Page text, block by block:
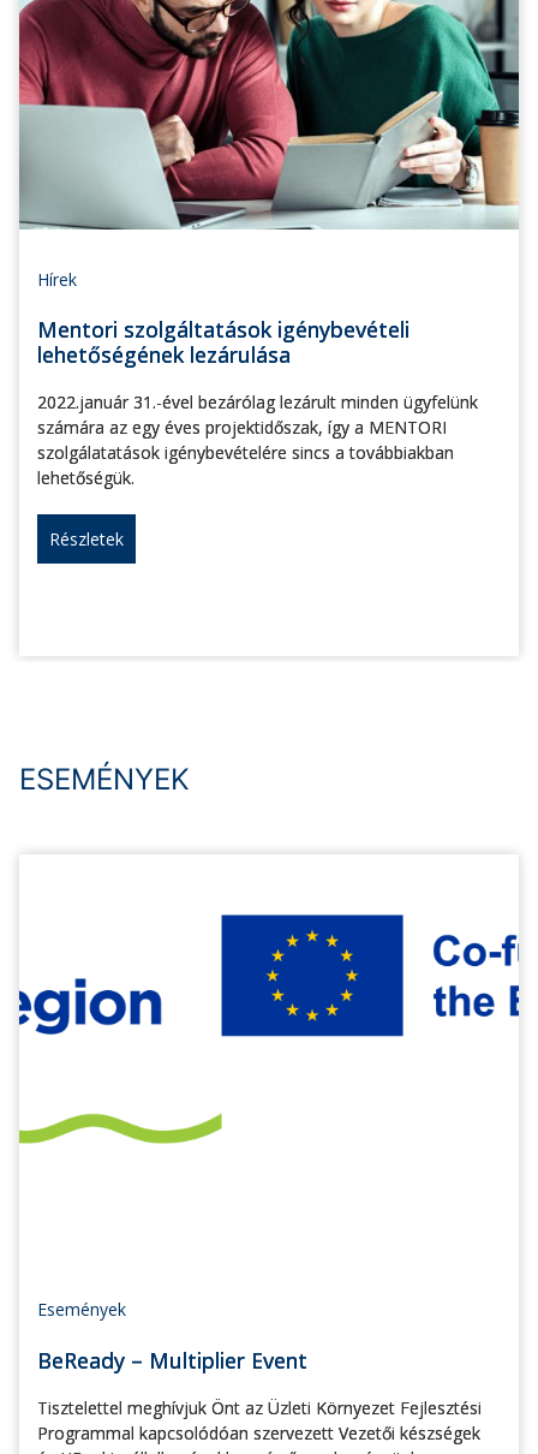
Hírek
Mentori szolgáltatások igénybevételi
lehetőségének lezárulása
2022.január 31.-ével bezárólag lezárult minden ügyfelünk
számára az egy éves projektidőszak, így a MENTORI
szolgálatatások igénybevételére sincs a továbbiakban
lehetőségük.
Részletek
ESEMÉNYEK
Események
BeReady – Multiplier Event
Tisztelettel meghívjuk Önt az Üzleti Környezet Fejlesztési
Programmal kapcsolódóan szervezett Vezetői készségek